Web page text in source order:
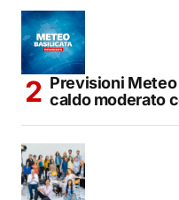
Previsioni
caldo moderato